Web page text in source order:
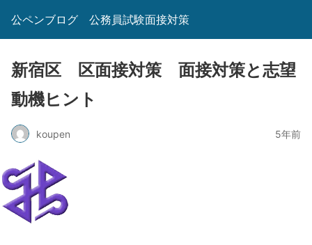
公ペンブログ 公務員試験面接対策
新宿区 区面接対策 面接対策と志望
動機ヒント
koupen 5年前